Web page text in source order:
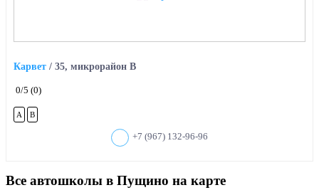
Карвет / 35, микрорайон В
0/5 (0)
A B
+7 (967) 132-96-96
Все автошколы в Пущино на карте